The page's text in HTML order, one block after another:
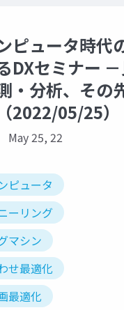
ピュータ時代
DXセミナー
・分析、その
2022/05/25）
May 25, 22
ピュータ
ーリング
マシン
せ最適化
最適化